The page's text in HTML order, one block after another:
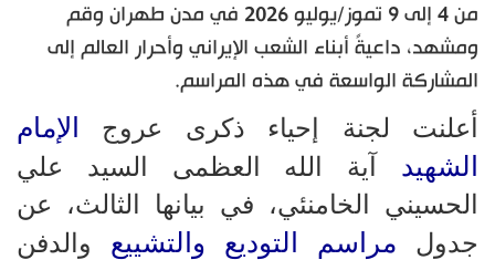
من 4 إلى 9 تموز/يوليو 2026 في مدن طهران وقم
ومشهد، داعيةً أبناء الشعب الإيراني وأحرار العالم إلى
المشاركة الواسعة في هذه المراسم.
أعلنت لجنة إحياء ذكرى عروج
الإمام
الشهيد آية الله العظمى السيد علي
الحسيني الخامنئي، في بيانها الثالث، عن
جدول مراسم التوديع والتشييع والدفن